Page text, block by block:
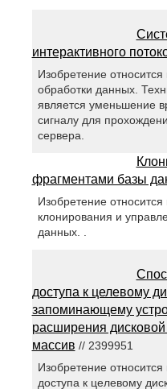
интерактивного
Изобретение относится
обработки данных.
является уменьшение
сигналу для
сервера.
фрагментами базы
Изобретение
клонирования и
данных. .
доступа к целевому
запоминающему
расширения
массив // 2399951
Изобретение
доступа к целевому